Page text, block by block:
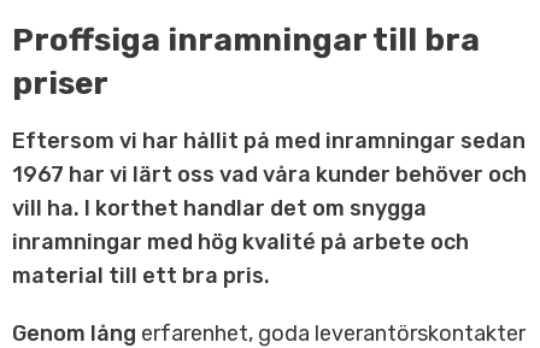
Proffsiga inramningar till bra
priser
Eftersom vi har hållit på med inramningar sedan
1967 har vi lärt oss vad våra kunder behöver och
vill ha. I korthet handlar det om snygga
inramningar med hög kvalité på arbete och
material till ett bra pris.
Genom lång erfarenhet, goda leverantörskontakter